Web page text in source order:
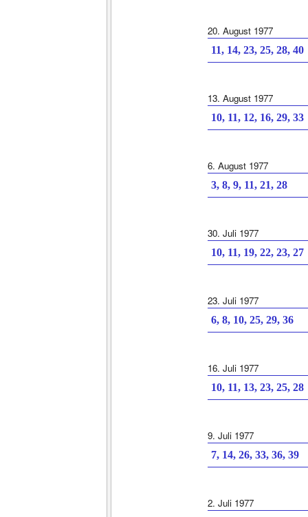
20. August 1977
11, 14, 23, 25, 28, 40
13. August 1977
10, 11, 12, 16, 29, 33
6. August 1977
3, 8, 9, 11, 21, 28
30. Juli 1977
10, 11, 19, 22, 23, 27
23. Juli 1977
6, 8, 10, 25, 29, 36
16. Juli 1977
10, 11, 13, 23, 25, 28
9. Juli 1977
7, 14, 26, 33, 36, 39
2. Juli 1977